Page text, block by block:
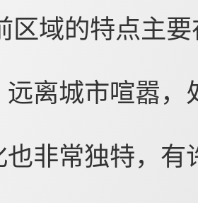
区域的特点主
远离城市喧嚣
也非常独特，